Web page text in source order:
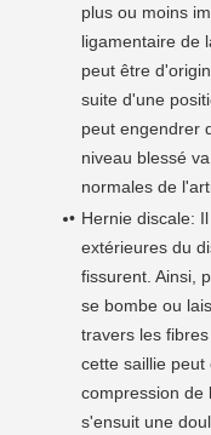
plus ou moins
ligamentaire de
peut être
suite d'une
peut engendrer
niveau blessé
normales de
Hernie discale:
extérieures du
fissurent. Ainsi,
se bombe ou
travers les
cette saillie peut
compression de
s'ensuit une